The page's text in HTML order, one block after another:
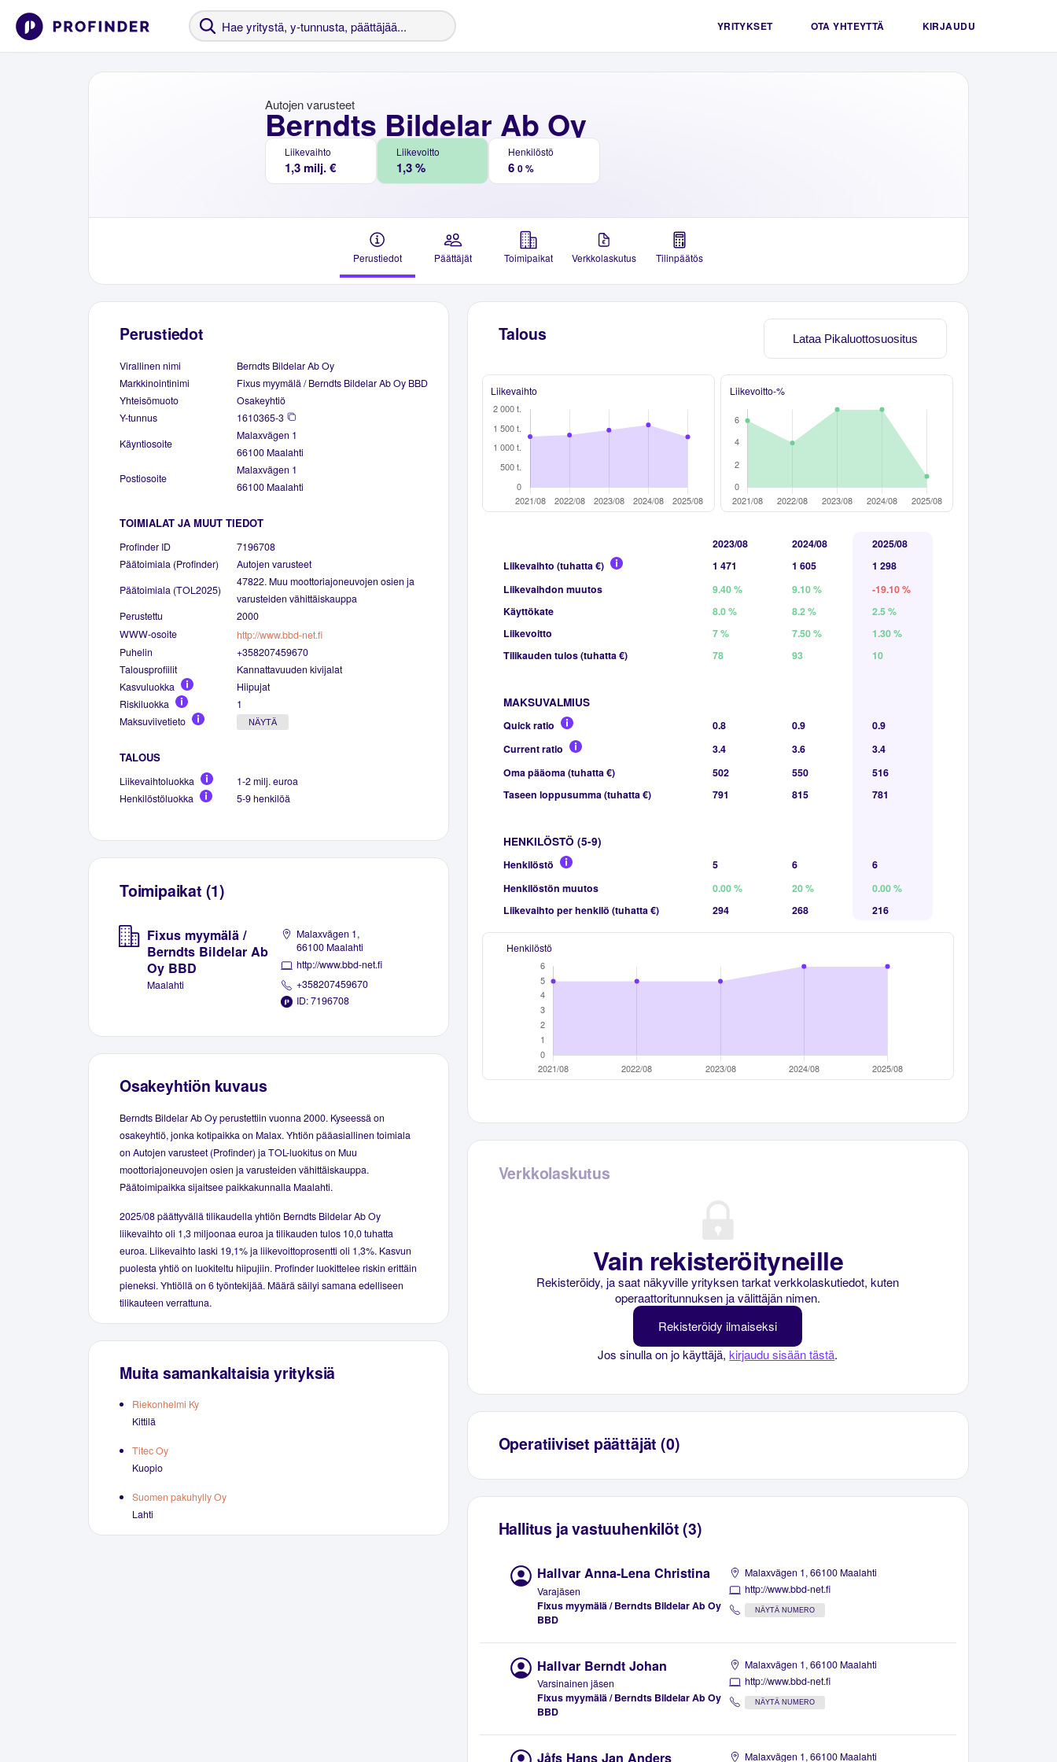
YRITYKSET OTA YHTEYTTÄ KIRJAUDU
Berndts Bildelar Ab Oy
Autojen varusteet
Liikevaihto
1,3 milj. €
Liikevoitto
1,3 %
Henkilöstö
6 0 %
Perustiedot Päättäjät Toimipaikat Verkkolaskutus Tilinpäätös
Perustiedot
Virallinen nimi
Berndts Bildelar Ab Oy
Markkinointinimi
Fixus myymälä / Berndts Bildelar Ab Oy BBD
Yhteisömuoto
Osakeyhtiö
Y-tunnus
1610365-3
Käyntiosoite
Malaxvägen 1
66100 Maalahti
Postiosoite
Malaxvägen 1
66100 Maalahti
TOIMIALAT JA MUUT TIEDOT
Profinder ID
7196708
Päätoimiala (Profinder)
Autojen varusteet
Päätoimiala (TOL2025)
47822. Muu moottoriajoneuvojen osien ja
varusteiden vähittäiskauppa
Perustettu
2000
WWW-osoite
http://www.bbd-net.fi
Puhelin
+358207459670
Talousprofiilit
Kannattavuuden kivijalat
Kasvuluokka
Hiipujat
Riskiluokka
1
Maksuviivetieto
NÄYTÄ
TALOUS
Liikevaihtoluokka
1-2 milj. euroa
Henkilöstöluokka
5-9 henkilöä
Toimipaikat (1)
Fixus myymälä /
Berndts Bildelar Ab
Oy BBD
Maalahti
Malaxvägen 1,
66100 Maalahti
http://www.bbd-net.fi
+358207459670
ID: 7196708
Osakeyhtiön kuvaus
Berndts Bildelar Ab Oy perustettiin vuonna 2000. Kyseessä on
osakeyhtiö, jonka kotipaikka on Malax. Yhtiön pääasiallinen toimiala
on Autojen varusteet (Profinder) ja TOL-luokitus on Muu
moottoriajoneuvojen osien ja varusteiden vähittäiskauppa.
Päätoimipaikka sijaitsee paikkakunnalla Maalahti.
2025/08 päättyvällä tilikaudella yhtiön Berndts Bildelar Ab Oy
liikevaihto oli 1,3 miljoonaa euroa ja tilikauden tulos 10,0 tuhatta
euroa. Liikevaihto laski 19,1% ja liikevoittoprosentti oli 1,3%. Kasvun
puolesta yhtiö on luokiteltu hiipujiin. Profinder luokittelee riskin erittäin
pieneksi. Yhtiöllä on 6 työntekijää. Määrä säilyi samana edelliseen
tilikauteen verrattuna.
Muita samankaltaisia yrityksiä
Riekonhelmi Ky
Kittilä
Titec Oy
Kuopio
Suomen pakuhylly Oy
Lahti
Lataa Pikaluottosuositus
Talous
Liikevaihto Liikevoitto-%
2023/08 2024/08
2025/08
Liikevaihto (tuhatta €)
1 471 1 605
1 298
Liikevaihdon muutos
9.40 % 9.10 %
-19.10 %
Käyttökate
8.0 % 8.2 %
2.5 %
Liikevoitto
7 % 7.50 %
1.30 %
Tilikauden tulos (tuhatta €)
78 93 10
MAKSUVALMIUS
Quick ratio 0.8 0.9
0.9
Current ratio
3.4 3.6
3.4
Oma pääoma (tuhatta €)
502 550
516
Taseen loppusumma (tuhatta €)
791 815 781
HENKILÖSTÖ (5-9)
Henkilöstö 5 6
6
Henkilöstön muutos
0.00 % 20 %
0.00 %
Liikevaihto per henkilö (tuhatta €)
294 268 216
Henkilöstö
Verkkolaskutus
Vain rekisteröityneille
Rekisteröidy, ja saat näkyville yrityksen tarkat verkkolaskutiedot, kuten
operaattoritunnuksen ja välittäjän nimen.
Rekisteröidy ilmaiseksi
Jos sinulla on jo käyttäjä,kirjaudu sisään tästä.
Operatiiviset päättäjät (0)
Hallitus ja vastuuhenkilöt (3)
Hallvar Anna-Lena Christina
Varajäsen
Fixus myymälä / Berndts Bildelar Ab Oy
BBD
Malaxvägen 1, 66100 Maalahti
http://www.bbd-net.fi
NÄYTÄ NUMERO
Hallvar Berndt Johan
Varsinainen jäsen
Fixus myymälä / Berndts Bildelar Ab Oy
BBD
Malaxvägen 1, 66100 Maalahti
http://www.bbd-net.fi
NÄYTÄ NUMERO
Jåfs Hans Jan Anders Malaxvägen 1, 66100 Maalahti